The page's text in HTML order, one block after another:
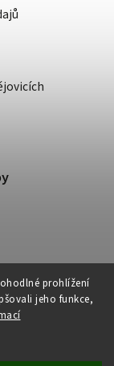
prohlížení
jeho funkce,
práva vyhrazena.